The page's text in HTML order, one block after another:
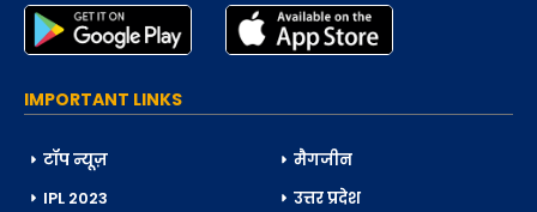
IMPORTANT LINKS
टॉप न्यूज़
मैगजीन
IPL 2023
उत्तर प्रदेश